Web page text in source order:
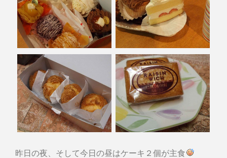
昨日の夜、そして今日の昼はケーキ２個が主食